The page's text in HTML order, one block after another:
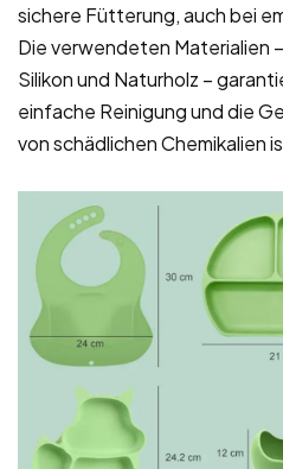
sichere Fütterung, auch bei
Die verwendeten Materialien
Silikon und Naturholz –
einfache Reinigung und die
von schädlichen Chemikalien